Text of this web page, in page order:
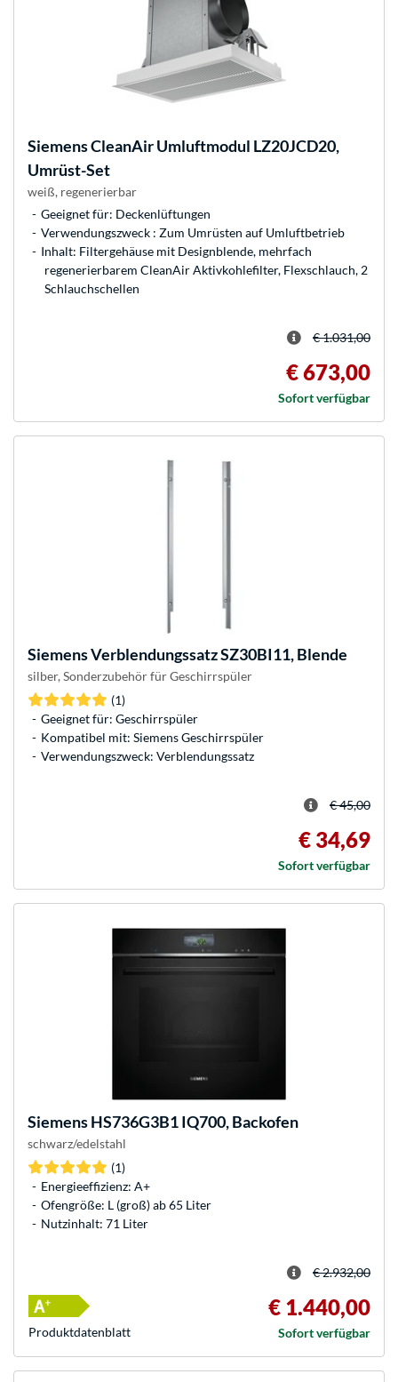
SiemensCleanAir Umluftmodul LZ20JCD20,
Umrüst-Set
weiß, regenerierbar
Geeignet für: Deckenlüftungen
Verwendungszweck : Zum Umrüsten auf Umluftbetrieb
Inhalt: Filtergehäuse mit Designblende, mehrfach
regenerierbarem CleanAir Aktivkohlefilter, Flexschlauch, 2
Schlauchschellen
€ 1.031,00
€ 673,00
Sofort verfügbar
SiemensVerblendungssatz SZ30BI11, Blende
silber, Sonderzubehör für Geschirrspüler
(1)
Geeignet für: Geschirrspüler
Kompatibel mit: Siemens Geschirrspüler
Verwendungszweck: Verblendungssatz
€ 45,00
€ 34,69
Sofort verfügbar
SiemensHS736G3B1 IQ700, Backofen
schwarz/edelstahl
(1)
Energieeffizienz: A+
Ofengröße: L (groß) ab 65 Liter
Nutzinhalt: 71 Liter
€ 2.932,00
€ 1.440,00
Sofort verfügbar
Produkt­datenblatt